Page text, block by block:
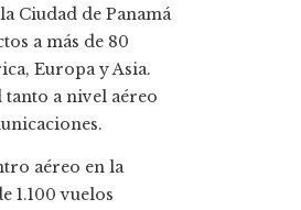
Ciudad de Panamá
a más de 80
Europa y Asia.
a nivel aéreo
aéreo en la
1.100 vuelos